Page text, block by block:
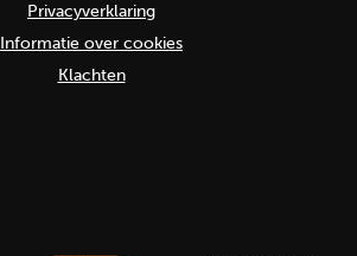
Privacyverklaring
Informatie over cookies
Klachten